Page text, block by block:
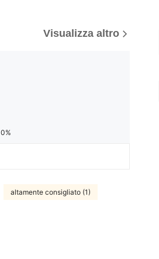
Visualizza altro
0%
altamente consigliato (1)